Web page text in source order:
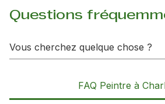
FAQ Peintre à